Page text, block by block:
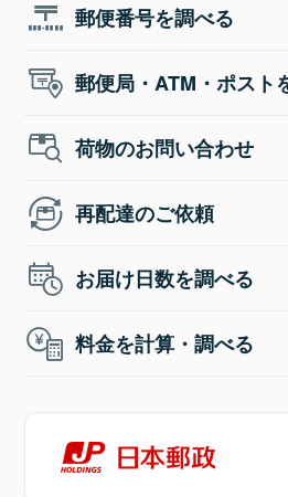
郵便番号を調べる
郵便局・ATM・ポスト
荷物のお問い合わせ
再配達のご依頼
お届け日数を調べる
料金を計算・調べる